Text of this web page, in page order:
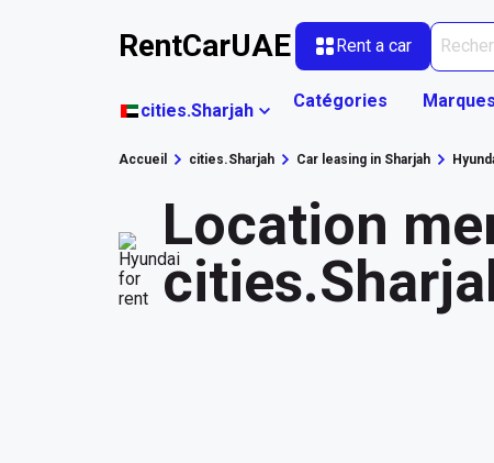
RentCarUAE Rent a car
cities.Sharjah Catégories Marques
Accueil cities.Sharjah Car leasing in Sharjah
Location